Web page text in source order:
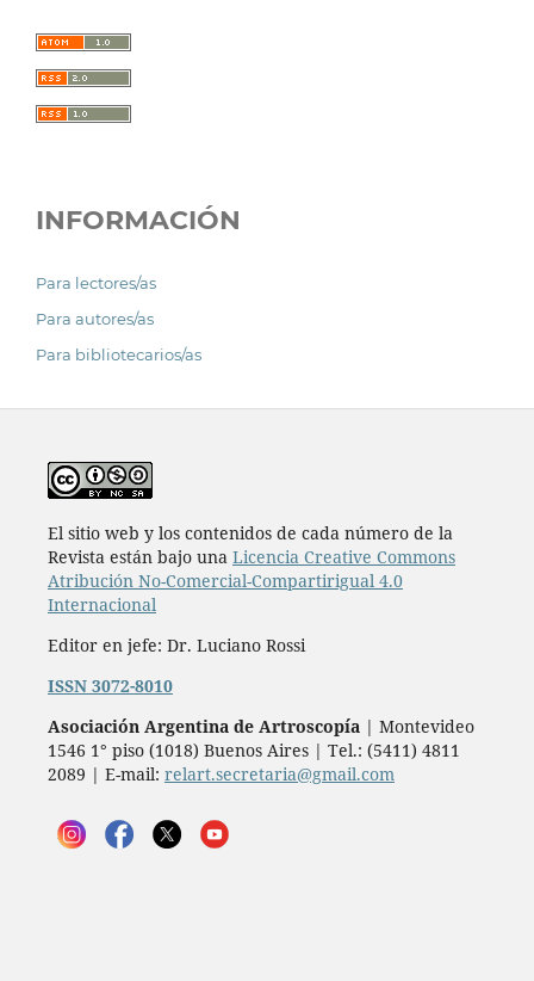
INFORMACIÓN
Para lectores/as
Para autores/as
Para bibliotecarios/as
El sitio web y los contenidos de cada número de la
Revista están bajo una Licencia Creative Commons
Atribución No-Comercial-Compartirigual 4.0
Internacional
Editor en jefe: Dr. Luciano Rossi
ISSN 3072-8010
Asociación Argentina de Artroscopía | Montevideo
1546 1° piso (1018) Buenos Aires | Tel.: (5411) 4811
2089 | E-mail: relart.secretaria@gmail.com